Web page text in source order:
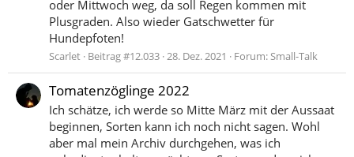
oder Mittwoch weg, da soll Regen kommen mit
Plusgraden. Also wieder Gatschwetter für
Hundepfoten!
Scarlet Beitrag #12.033 28. Dez. 2021 Forum:Small-Talk
Tomatenzöglinge 2022
Ich schätze, ich werde so Mitte März mit der Aussaat
beginnen, Sorten kann ich noch nicht sagen. Wohl
aber mal mein Archiv durchgehen, was ich